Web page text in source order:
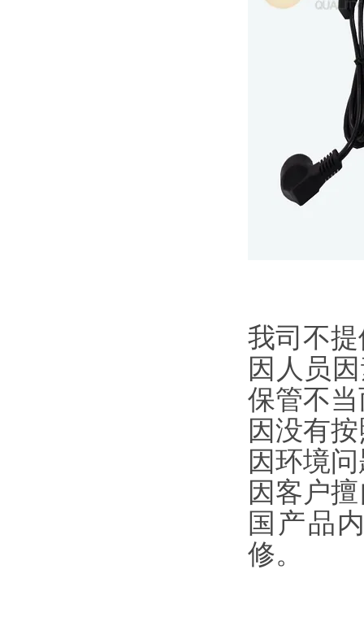
我司不
因人员
保管不
因没有
因环境
因客户
国产品
修。